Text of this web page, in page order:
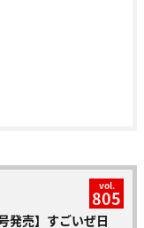
vol.
805
発売】すごいぜ日